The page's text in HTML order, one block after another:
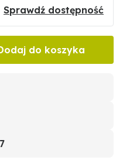
Sprawdź dostępność
do koszyka